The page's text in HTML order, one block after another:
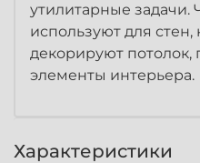
утилитарные задачи.
используют для
декорируют потолок,
элементы интерьера.
Характеристики